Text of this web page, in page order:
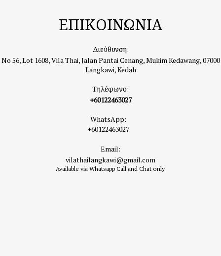
ΕΠΙΚΟΙΝΩΝΙΑ
Διεύθυνση:
No 56, Lot 1608, Vila Thai, Jalan Pantai Cenang, Mukim Kedawang, 07000
Langkawi, Kedah
Τηλέφωνο:
+60122463027
WhatsApp:
+60122463027
Email:
vilathailangkawi@gmail.com
Available via Whatsapp Call and Chat only.